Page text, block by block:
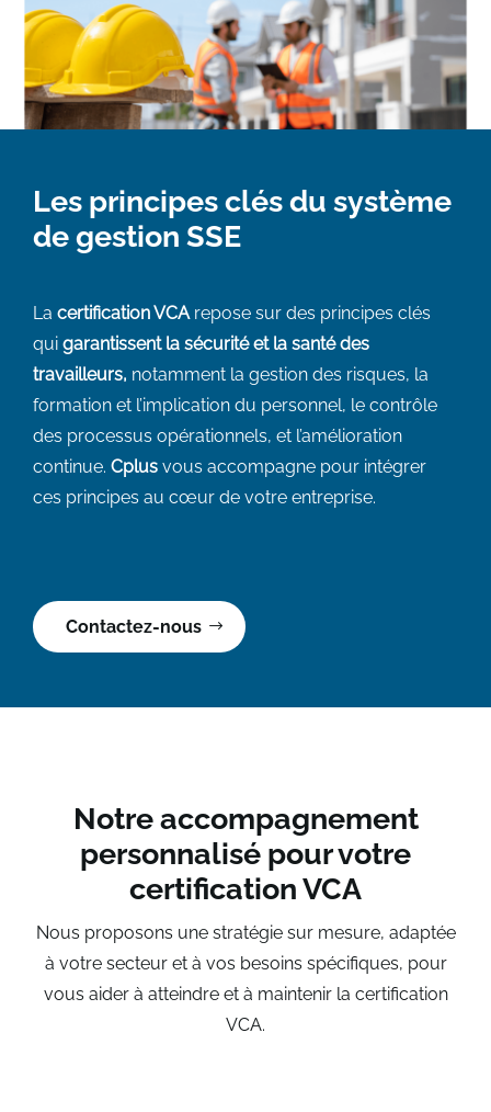
Les principes clés du système
de gestion SSE
La certification VCArepose sur des principes clés
qui garantissent la sécurité et la santé des
travailleurs, notamment la gestion des risques, la
formation et l’implication du personnel, le contrôle
des processus opérationnels, et l’amélioration
continue. Cplus vous accompagne pour intégrer
ces principes au cœur de votre entreprise.
Contactez-nous
Notre accompagnement
personnalisé pour votre
certification VCA
Nous proposons une stratégie sur mesure, adaptée
à votre secteur et à vos besoins spécifiques, pour
vous aider à atteindre et à maintenir la certification
VCA.